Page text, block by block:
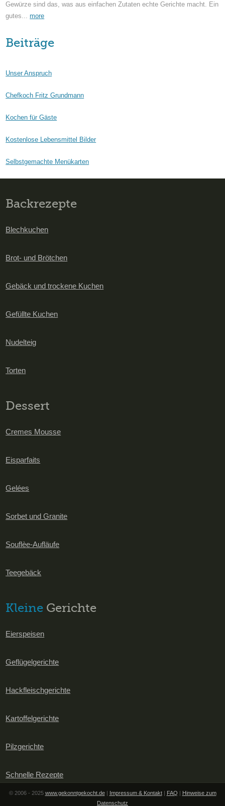
Gewürze sind das, was aus einfachen Zutaten echte Gerichte macht. Ein
gutes...more
Beiträge
Unser Anspruch
Chefkoch Fritz Grundmann
Kochen für Gäste
Kostenlose Lebensmittel Bilder
Selbstgemachte Menükarten
Backrezepte
Blechkuchen
Brot- und Brötchen
Gebäck und trockene Kuchen
Gefüllte Kuchen
Nudelteig
Torten
Dessert
Cremes Mousse
Eisparfaits
Gelées
Sorbet und Granite
Souflèe-Aufläufe
Teegebäck
Kleine Gerichte
Eierspeisen
Geflügelgerichte
Hackfleischgerichte
Kartoffelgerichte
Pilzgerichte
Schnelle Rezepte
© 2006 - 2025 www.gekonntgekocht.de| Impressum & Kontakt| FAQ | Hinweise zum
Datenschutz